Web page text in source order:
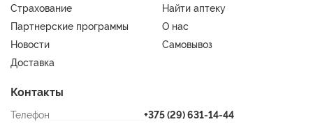
Methoxydibenzoylmethane, Bis Ethylhexyloxyphenol
Methoxyphenyl Triazine, PEG-30 Dipolyhydroxystearate, PEG-
Hydrolyzed Vegetable Protein, Epigallocatechin Gallate, Algin,
Sodium Hyaluronate, Silica, Disteardimonium Hectorite,
Tocopheryl Acetate, Tocopherol, Ascorbyl Palmitate, Ascorbic
Страхование
Найти аптеку
Партнерские программы
О нас
Новости
Самовывоз
Доставка
Контакты
Телефон
+375 (29) 631-14-44